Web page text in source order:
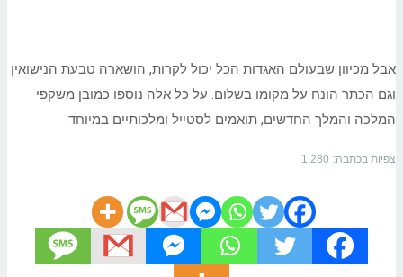
אבל מכיוון שבעולם האגדות הכל יכול לקרות, הושארה טבעת הנישואין
וגם הכתר הונח על מקומו בשלום. על כל אלה נוספו כמובן משקפי
המלכה והמלך החדשים, תואמים לסטייל ומלכותיים במיוחד.
צפיות בכתבה: 1,280